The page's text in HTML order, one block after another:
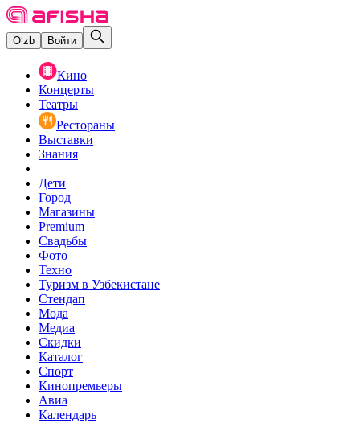
O‘zb Войти
Кино
Концерты
Театры
Рестораны
Выставки
Знания
Дети
Город
Магазины
Premium
Свадьбы
Фото
Техно
Туризм в Узбекистане
Стендап
Мода
Медиа
Скидки
Каталог
Спорт
Кинопремьеры
Авиа
Календарь